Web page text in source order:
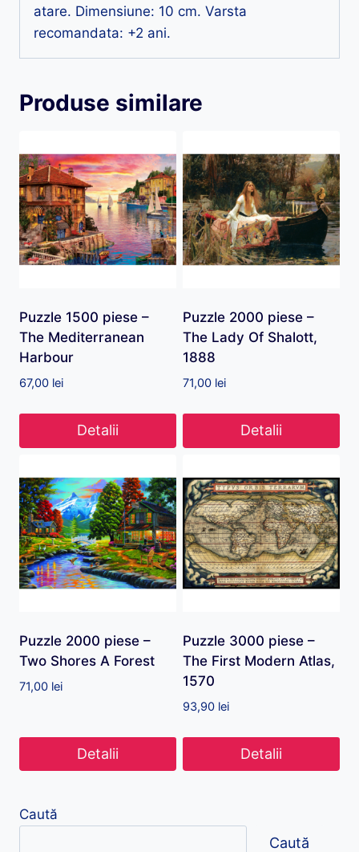
atare. Dimensiune: 10 cm. Varsta
recomandata: +2 ani.
Produse similare
Puzzle 1500 piese –
The Mediterranean
Harbour
67,00 lei
Detalii
Puzzle 2000 piese –
The Lady Of Shalott,
1888
71,00 lei
Detalii
Puzzle 2000 piese –
Two Shores A Forest
71,00 lei
Detalii
Puzzle 3000 piese –
The First Modern Atlas,
1570
93,90 lei
Detalii
Caută
Caută